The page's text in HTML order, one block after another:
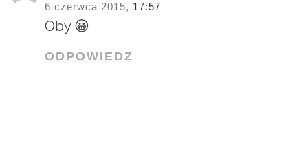
6 czerwca 2015, 17:57
Oby 😀
ODPOWIEDZ